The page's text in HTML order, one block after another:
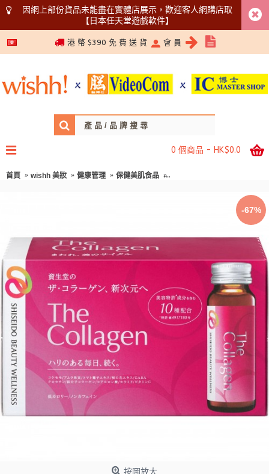
因網上部份貨品未能盡在實體店展示，歡迎客人網購店取
【日本任天堂遊戲軟件】
5366 1340
港 幣 $390 免 費 送 貨 會 員
0 個商品 - HK$0.0
首頁 wishh 美妝 健康管理 保健美肌食品 [只限店取]資生堂 -
-67%
按圖放大